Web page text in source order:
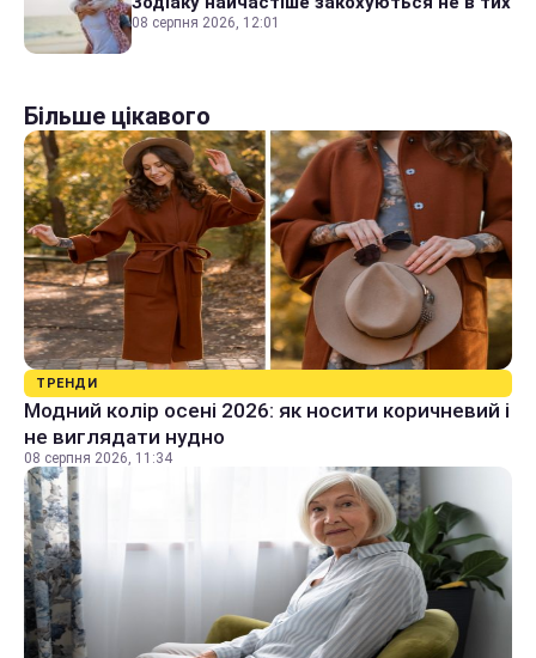
08 серпня 2026, 12:01
Більше цікавого
ТРЕНДИ
Модний колір осені 2026: як носити коричневий і
не виглядати нудно
08 серпня 2026, 11:34